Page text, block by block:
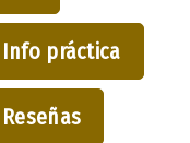
Info práctica
Reseñas